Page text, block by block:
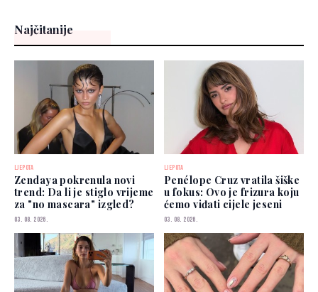
Najčitanije
LJEPOTA
Zendaya pokrenula novi
trend: Da li je stiglo vrijeme
za "no mascara" izgled?
03. 08. 2026.
LJEPOTA
Penélope Cruz vratila šiške
u fokus: Ovo je frizura koju
ćemo viđati cijele jeseni
03. 08. 2026.